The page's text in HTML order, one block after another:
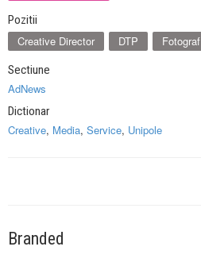
Pozitii
Creative Director DTP Fotograf
Sectiune
AdNews
Dictionar
Creative, Media, Service, Unipole
Branded